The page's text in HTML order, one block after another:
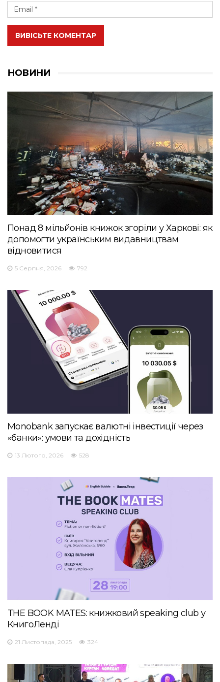
ВИВІСЬТЕ КОМЕНТАР
НОВИНИ
Понад 8 мільйонів книжок згоріли у Харкові: як
допомогти українським видавництвам
відновитися
5 Серпня, 2026 792
Monobank запускає валютні інвестиції через
«банки»: умови та дохідність
13 Лютого, 2026 528
THE BOOK MATES: книжковий speaking club у
КнигоЛенді
21 Листопада, 2025 324